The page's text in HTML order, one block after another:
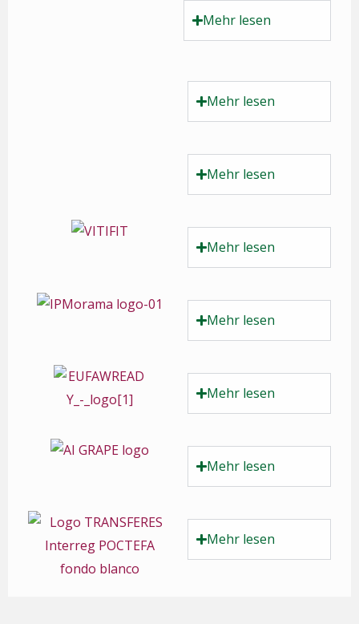
Mehr lesen
Mehr lesen
Mehr lesen
Mehr lesen
Mehr lesen
Mehr lesen
Mehr lesen
Mehr lesen